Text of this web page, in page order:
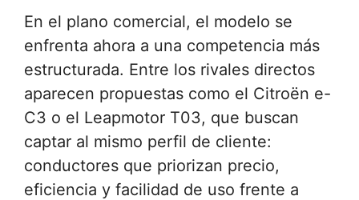
En el plano comercial, el modelo se
enfrenta ahora a una competencia más
estructurada. Entre los rivales directos
aparecen propuestas como el Citroën e-
C3 o el Leapmotor T03, que buscan
captar al mismo perfil de cliente:
conductores que priorizan precio,
eficiencia y facilidad de uso frente a